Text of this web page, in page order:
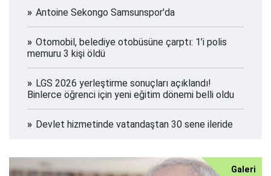
Antoine Sekongo Samsunspor'da
Otomobil, belediye otobüsüne çarptı: 1’i polis
memuru 3 kişi öldü
LGS 2026 yerleştirme sonuçları açıklandı!
Binlerce öğrenci için yeni eğitim dönemi belli oldu
Devlet hizmetinde vatandaştan 30 sene ileride
Galeri